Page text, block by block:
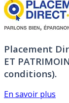
Placement
ET
conditions).
En savoir plus